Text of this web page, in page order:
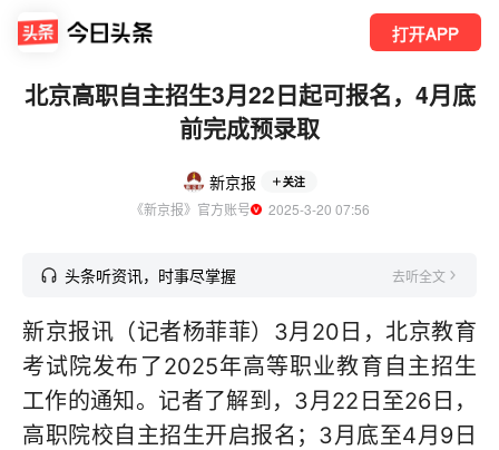
打开APP
北京高职自主招生3月22日起可报名，4月底
前完成预录取
新京报 关注
《新京报》官方账号
  2025-3-20 07:56
头条听资讯，时事尽掌握 去听全文
新京报讯（记者杨菲菲）3月20日，北京教育
考试院发布了2025年高等职业教育自主招生
工作的通知。记者了解到，3月22日至26日，
高职院校自主招生开启报名；3月底至4月9日